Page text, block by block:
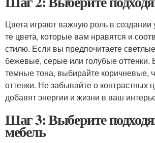
Цвета играют важную роль в
те цвета, которые вам нравятся и
стилю. Если вы предпочитаете
бежевые, серые или голубые
темные тона, выбирайте коричневые,
оттенки. Не забывайте о контрастных
добавят энергии и жизни в ваш
Шаг 3: Выберите
мебель